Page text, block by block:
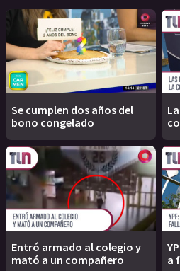
Se cumplen dos años del
bono congelado
Entró armado al colegio y
mató a un compañero
a